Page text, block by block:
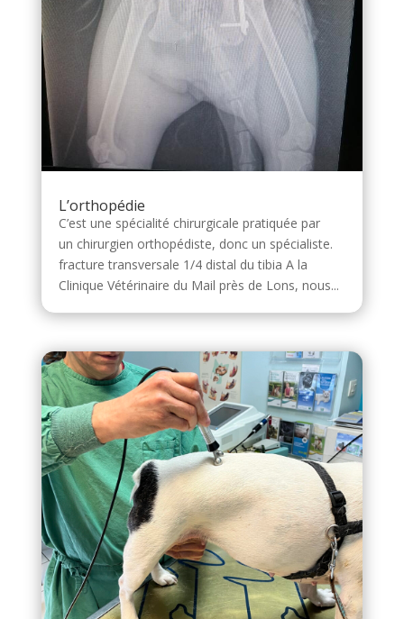
L’orthopédie
C’est une spécialité chirurgicale pratiquée par
un chirurgien orthopédiste, donc un spécialiste.
fracture transversale 1/4 distal du tibia A la
Clinique Vétérinaire du Mail près de Lons, nous...